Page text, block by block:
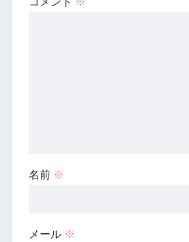
名前 ※
メール ※